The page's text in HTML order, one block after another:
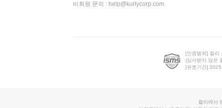
비회원 문의 : help@kurlycorp.com
[인증범위] 컬리
(심사받지 않은
[유효기간]
컬리에서